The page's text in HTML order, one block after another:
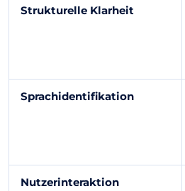
Strukturelle Klarheit
Sprachidentifikation
Nutzerinteraktion